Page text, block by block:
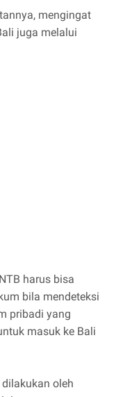
mengingat
juga melalui
harus bisa
bila mendeteksi
pribadi yang
masuk ke Bali
oleh